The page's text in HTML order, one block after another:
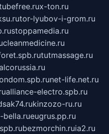
x-ton.ru
tor-lyubov-i-grom.ru
stoppamedia.ru
cleanmedicine.ru
tutmassage.ru
net-life.net.ru
alliance-electro.spb.ru
kinzozo-ru.ru
bella.rueugrus.pp.ru
bezmorchin.ruia2.ru